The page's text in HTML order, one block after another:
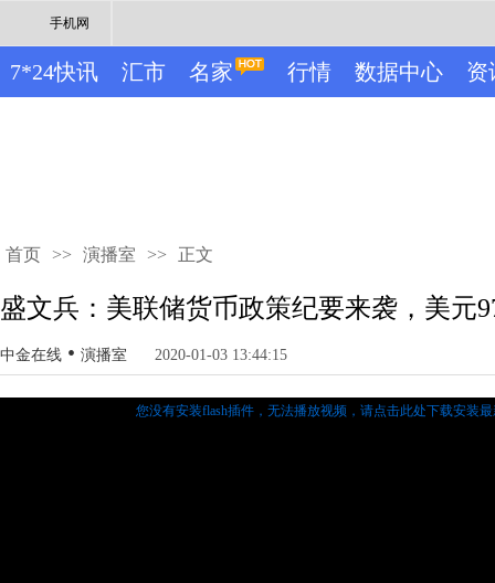
手机网
7*24快讯 汇市 名家 行情 数据中心 资
首页 >> 演播室 >> 正文
盛文兵：美联储货币政策纪要来袭，美元
中金在线 • 演播室 2020-01-03 13:44:15
您没有安装flash插件，无法播放视频， 请点击此处下载安装